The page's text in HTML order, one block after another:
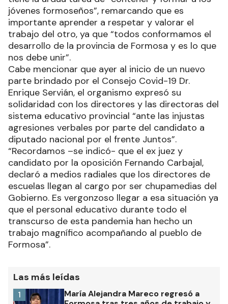
jóvenes formoseños”, remarcando que es
importante aprender a respetar y valorar el
trabajo del otro, ya que “todos conformamos el
desarrollo de la provincia de Formosa y es lo que
nos debe unir”.
Cabe mencionar que ayer al inicio de un nuevo
parte brindado por el Consejo Covid-19 Dr.
Enrique Servián, el organismo expresó su
solidaridad con los directores y las directoras del
sistema educativo provincial “ante las injustas
agresiones verbales por parte del candidato a
diputado nacional por el frente Juntos”.
“Recordamos –se indicó- que el ex juez y
candidato por la oposición Fernando Carbajal,
declaró a medios radiales que los directores de
escuelas llegan al cargo por ser chupamedias del
Gobierno. Es vergonzoso llegar a esa situación ya
que el personal educativo durante todo el
transcurso de esta pandemia han hecho un
trabajo magnífico acompañando al pueblo de
Formosa”.
Las más leídas
María Alejandra Mareco regresó a
1